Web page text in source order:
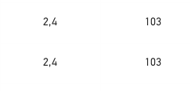
2,4 103
2,4 103